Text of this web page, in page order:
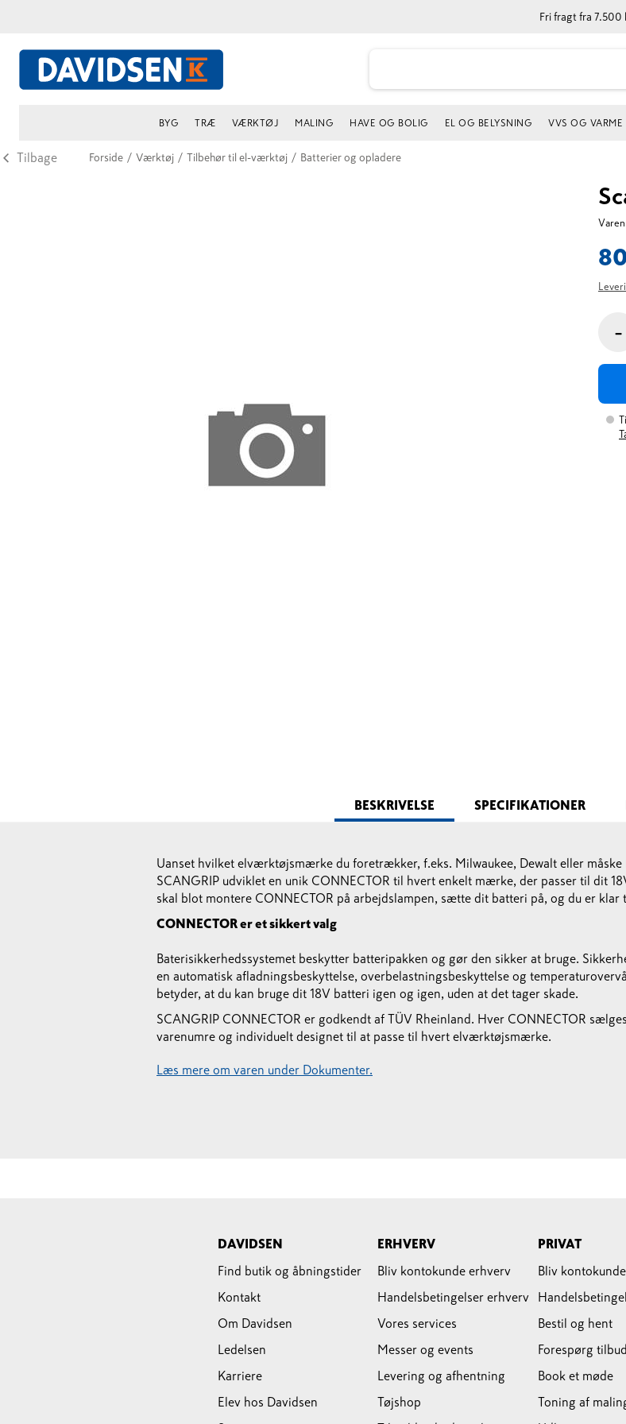
Fri fragt fra 7.500
BYG TRÆ VÆRKTØJ MALING HAVE OG BOLIG EL OG BELYSNING VVS OG VARME
Tilbage Forside / Værktøj / Tilbehør til el-værktøj / Batterier og opladere
-
BESKRIVELSE SPECIFIKATIONER
Uanset hvilket elværktøjsmærke du foretrækker, f.eks. Milwaukee, Dewalt eller måske
SCANGRIP udviklet en unik CONNECTOR til hvert enkelt mærke, der passer til dit
skal blot montere CONNECTOR på arbejdslampen, sætte dit batteri på, og du er klar
CONNECTOR er et sikkert valg
Baterisikkerhedssystemet beskytter batteripakken og gør den sikker at bruge.
en automatisk afladningsbeskyttelse, overbelastningsbeskyttelse og
betyder, at du kan bruge dit 18V batteri igen og igen, uden at det tager skade.
SCANGRIP CONNECTOR er godkendt af TÜV Rheinland. Hver CONNECTOR
varenumre og individuelt designet til at passe til hvert elværktøjsmærke.
Læs mere om varen under Dokumenter.
DAVIDSEN
Find butik og åbningstider
Kontakt
Om Davidsen
Ledelsen
Karriere
Elev hos Davidsen
ERHVERV
Bliv kontokunde erhverv
Handelsbetingelser erhverv
Vores services
Messer og events
Levering og afhentning
Tøjshop
PRIVAT
Bliv
Bestil og hent
Forespørg tilbud
Book et møde
Toning af